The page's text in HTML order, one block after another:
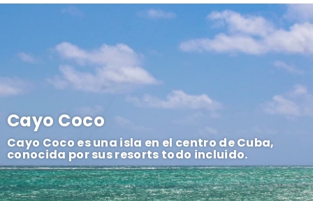
Cayo Coco
Cayo Coco es una isla en el centro de Cuba,
conocida por sus resorts todo incluido.